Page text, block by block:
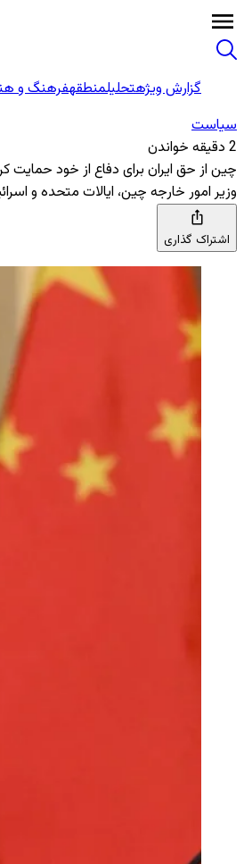
گزارش ویژهتحلیلمنطقهفرهنگ و
سیاست
2 دقیقه خواندن
چین از حق ایران برای دفاع از خود حمایت
وزیر امور خارجه چین، ایالات متحده و
اشتراک گذاری